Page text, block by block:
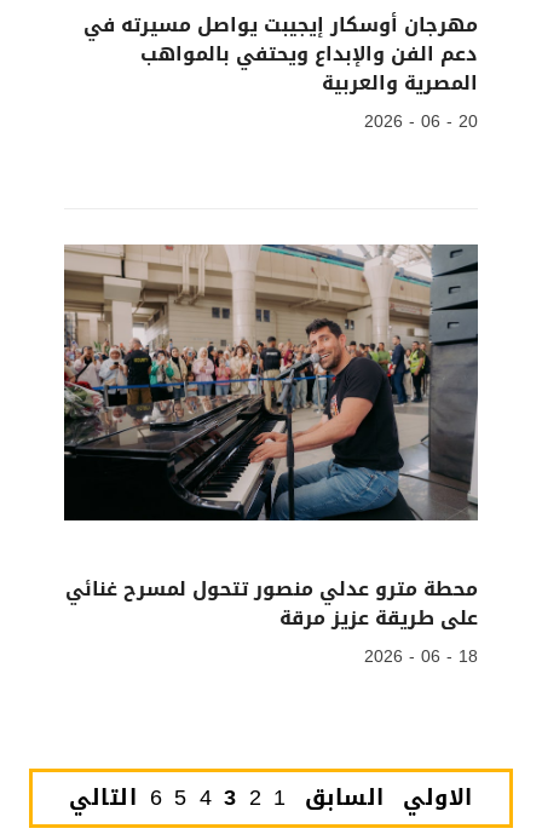
مهرجان أوسكار إيجيبت يواصل مسيرته في
دعم الفن والإبداع ويحتفي بالمواهب
المصرية والعربية
20 - 06 - 2026
محطة مترو عدلي منصور تتحول لمسرح غنائي
على طريقة عزيز مرقة
18 - 06 - 2026
الاولي السابق 1
2
3
4
5
6 التالي